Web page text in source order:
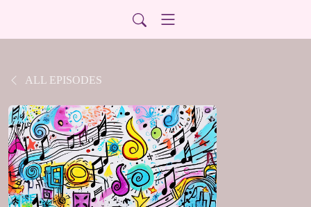
ALL EPISODES